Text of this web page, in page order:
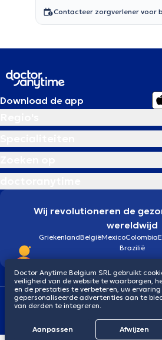
Contacteer zorgverlener voor
Download de app
Wij revolutioneren de
wereldwijd
GriekenlandBelgiëMexicoColombia
Brazilië
Algemene voorwaarden
© 2026
Doctor Anytime Belgium SRL gebruikt
veiligheid van de website te waarborgen,
en de prestaties te verbeteren, uw
gepersonaliseerde advertenties aan te
van derden te integreren.
Aanpassen Afwijzen